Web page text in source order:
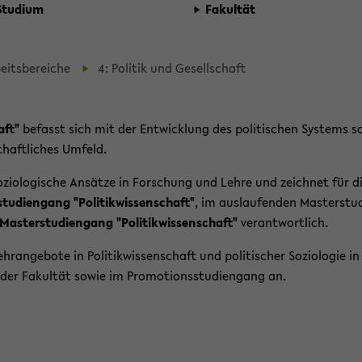
Fa­kul­tät
4: Po­li­tik und Ge­sell­schaft
be­fasst sich mit der Ent­wick­lung des po­li­ti­schen Sys­tems
Um­feld.
An­sät­ze in For­schung und Lehre und zeich­net für
"Po­li­tik­wis­sen­schaft", im aus­lau­fen­den
Mas­ter­stu­di­en­gang "Po­li­tik­wis­sen­schaft"ver­ant­wort­lich.
in Po­li­tik­wis­sen­schaft und po­li­ti­scher So­zio­lo­gie
Fa­kul­tät sowie im Pro­mo­ti­ons­stu­di­en­gang an.